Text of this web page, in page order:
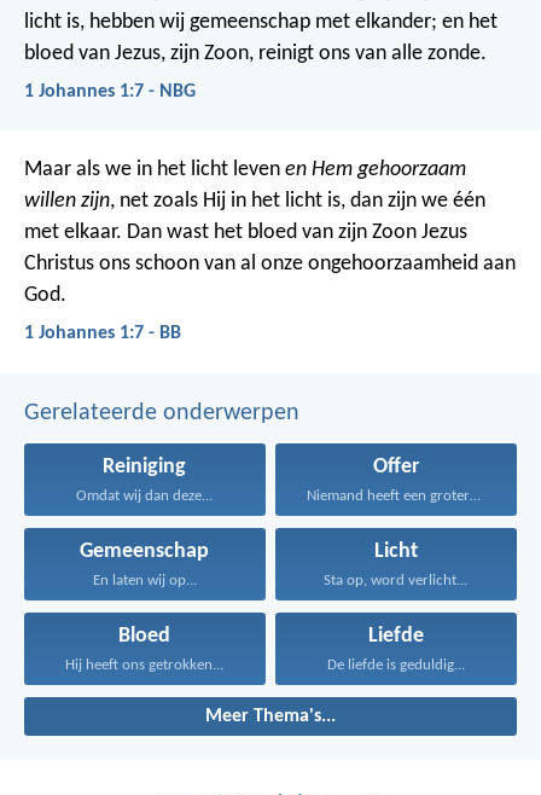
licht is, hebben wij gemeenschap met elkander; en het
bloed van Jezus, zijn Zoon, reinigt ons van alle zonde.
1 Johannes 1:7 - NBG
Maar als we in het licht leven en Hem gehoorzaam
willen zijn, net zoals Hij in het licht is, dan zijn we één
met elkaar. Dan wast het bloed van zijn Zoon Jezus
Christus ons schoon van al onze ongehoorzaamheid aan
God.
1 Johannes 1:7 - BB
Gerelateerde onderwerpen
Reiniging
Omdat wij dan deze...
Offer
Niemand heeft een grotere...
Gemeenschap
En laten wij op...
Licht
Sta op, word verlicht...
Bloed
Hij heeft ons getrokken...
Liefde
De liefde is geduldig...
Meer Thema's...